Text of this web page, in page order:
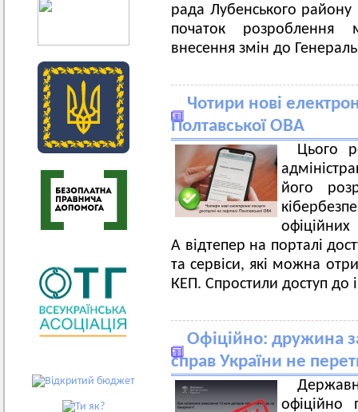
рада Лубенського району
початок розроблення
внесення змін до
Чотири нові
Полтавської ОВА
Цього
його
А відтепер на порталі
та сервіси, які можна
КЕП. Спростили доступ до
Офіційно: дружина
справ України не
офіційно